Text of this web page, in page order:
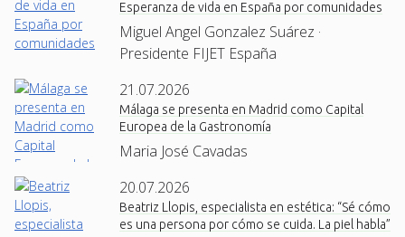
Esperanza de vida en España por comunidades
Miguel Angel Gonzalez Suárez ·
Presidente FIJET España
21.07.2026
Málaga se presenta en Madrid como Capital
Europea de la Gastronomía
Maria José Cavadas
20.07.2026
Beatriz Llopis, especialista en estética: “Sé cómo
es una persona por cómo se cuida. La piel habla”